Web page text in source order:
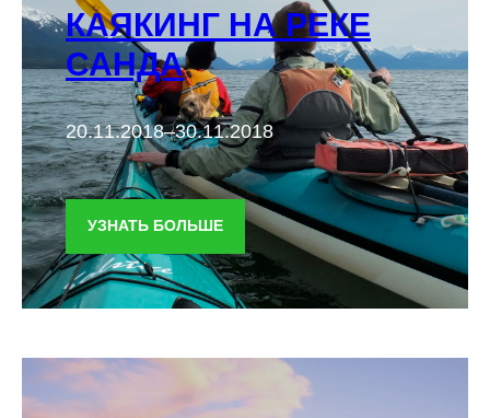
КАЯКИНГ НА РЕКЕ
САНДА
20.11.2018–30.11.2018
УЗНАТЬ БОЛЬШЕ